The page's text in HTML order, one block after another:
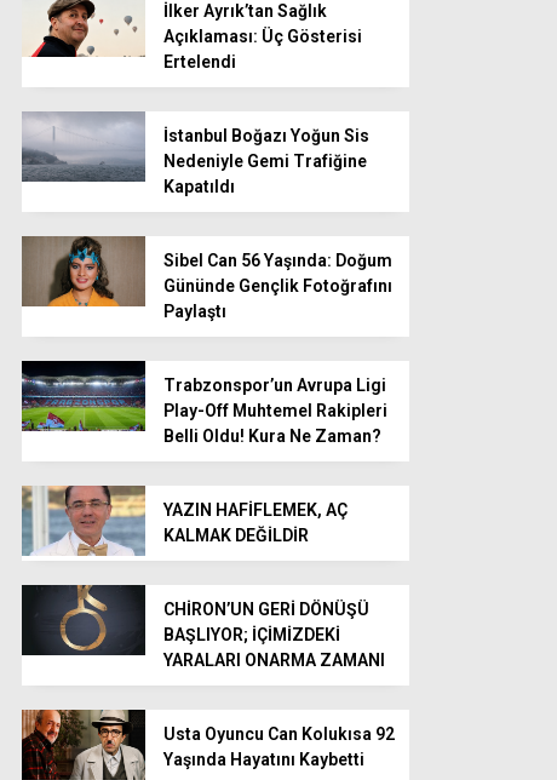
İlker Ayrık’tan Sağlık
Açıklaması: Üç Gösterisi
Ertelendi
İstanbul Boğazı Yoğun Sis
Nedeniyle Gemi Trafiğine
Kapatıldı
Sibel Can 56 Yaşında: Doğum
Gününde Gençlik Fotoğrafını
Paylaştı
Trabzonspor’un Avrupa Ligi
Play-Off Muhtemel Rakipleri
Belli Oldu! Kura Ne Zaman?
YAZIN HAFİFLEMEK, AÇ
KALMAK DEĞİLDİR
CHİRON’UN GERİ DÖNÜŞÜ
BAŞLIYOR; İÇİMİZDEKİ
YARALARI ONARMA ZAMANI
Usta Oyuncu Can Kolukısa 92
Yaşında Hayatını Kaybetti